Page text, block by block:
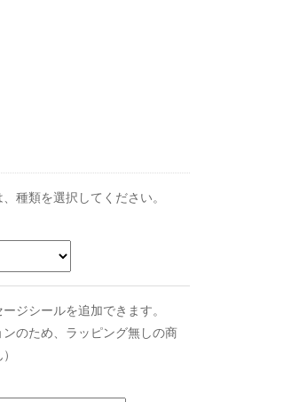
種類を選択してください。
ジシールを追加できます。
ンのため、ラッピング無しの商